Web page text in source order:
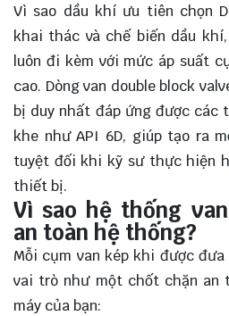
Vì sao dầu khí ưu tiên chọn
khai thác và chế biến dầu
luôn đi kèm với mức áp suất
cao. Dòng van double block
bị duy nhất đáp ứng được các
khe như API 6D, giúp tạo ra
tuyệt đối khi kỹ sư thực hiện
thiết bị.
Vì sao hệ thống
an toàn hệ thống?
Mỗi cụm van kép khi được
vai trò như một chốt chặn an
máy của bạn: